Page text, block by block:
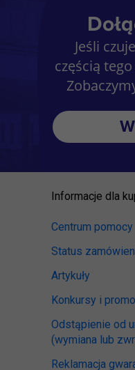
Jeśli
częścią tego
Informacje dla
Centrum pomocy
Status
Artykuły
Konkursy i
Odstąpienie od
(wymiana lub
Reklamacja